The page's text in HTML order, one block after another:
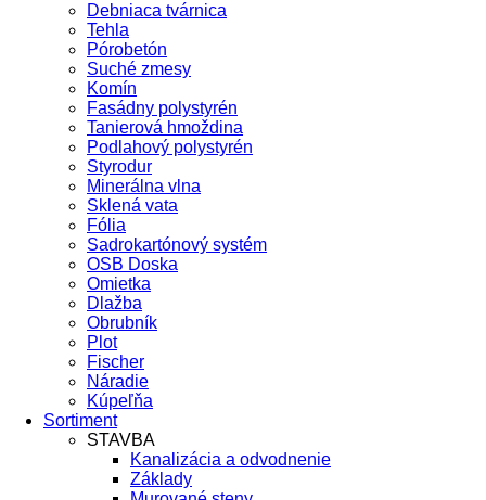
Debniaca tvárnica
Tehla
Pórobetón
Suché zmesy
Komín
Fasádny polystyrén
Tanierová hmoždina
Podlahový polystyrén
Styrodur
Minerálna vlna
Sklená vata
Fólia
Sadrokartónový systém
OSB Doska
Omietka
Dlažba
Obrubník
Plot
Fischer
Náradie
Kúpeľňa
Sortiment
STAVBA
Kanalizácia a odvodnenie
Základy